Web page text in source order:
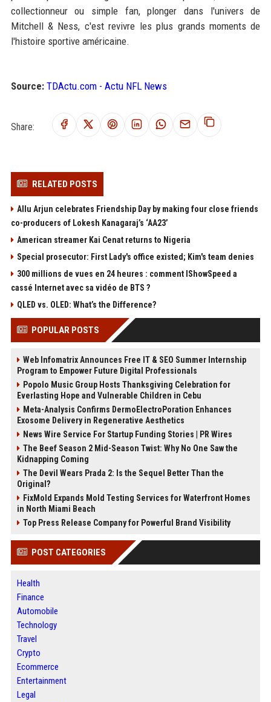
collectionneur ou simple fan, plonger dans l'univers de
Mitchell & Ness, c'est revivre les plus grands moments de
l'histoire sportive américaine.
Source: TDActu.com - Actu NFL News
Share:
RELATED POSTS
Allu Arjun celebrates Friendship Day by making four close friends
co-producers of Lokesh Kanagaraj’s ‘AA23’
American streamer Kai Cenat returns to Nigeria
Special prosecutor: First Lady's office existed; Kim's team denies
300 millions de vues en 24 heures : comment IShowSpeed a
cassé Internet avec sa vidéo de BTS ?
QLED vs. OLED: What’s the Difference?
POPULAR POSTS
Web Infomatrix Announces Free IT & SEO Summer Internship
Program to Empower Future Digital Professionals
Popolo Music Group Hosts Thanksgiving Celebration for
Everlasting Hope and Vulnerable Children in Cebu
Meta-Analysis Confirms DermoElectroPoration Enhances
Exosome Delivery in Regenerative Aesthetics
News Wire Service For Startup Funding Stories | PR Wires
The Beef Season 2 Mid-Season Twist: Why No One Saw the
Kidnapping Coming
The Devil Wears Prada 2: Is the Sequel Better Than the
Original?
FixMold Expands Mold Testing Services for Waterfront Homes
in North Miami Beach
Top Press Release Company for Powerful Brand Visibility
POST CATEGORIES
Health
Finance
Automobile
Technology
Travel
Crypto
Ecommerce
Entertainment
Legal